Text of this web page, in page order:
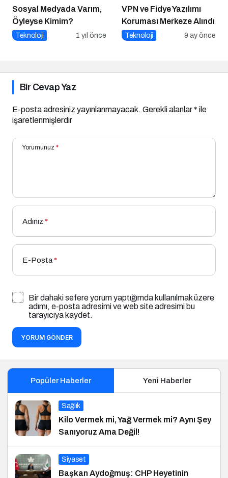
Sosyal Medyada Varım,
Öyleyse Kimim?
Teknoloji 1 yıl önce
VPN ve Fidye Yazılımı
Koruması Merkeze Alındı
Teknoloji 9 ay önce
Bir Cevap Yaz
E-posta adresiniz yayınlanmayacak. Gerekli alanlar* ile
işaretlenmişlerdir
Yorumunuz *
Adınız *
E-Posta*
Bir dahaki sefere yorum yaptığımda kullanılmak üzere
adımı, e-posta adresimi ve web site adresimi bu
tarayıcıya kaydet.
YORUM GÖNDER
Popüler Haberler Yeni Haberler
Sağlık
Kilo Vermek mi, Yağ Vermek mi? Aynı Şey
Sanıyoruz Ama Değil!
Siyaset
Başkan Aydoğmuş: CHP Heyetinin